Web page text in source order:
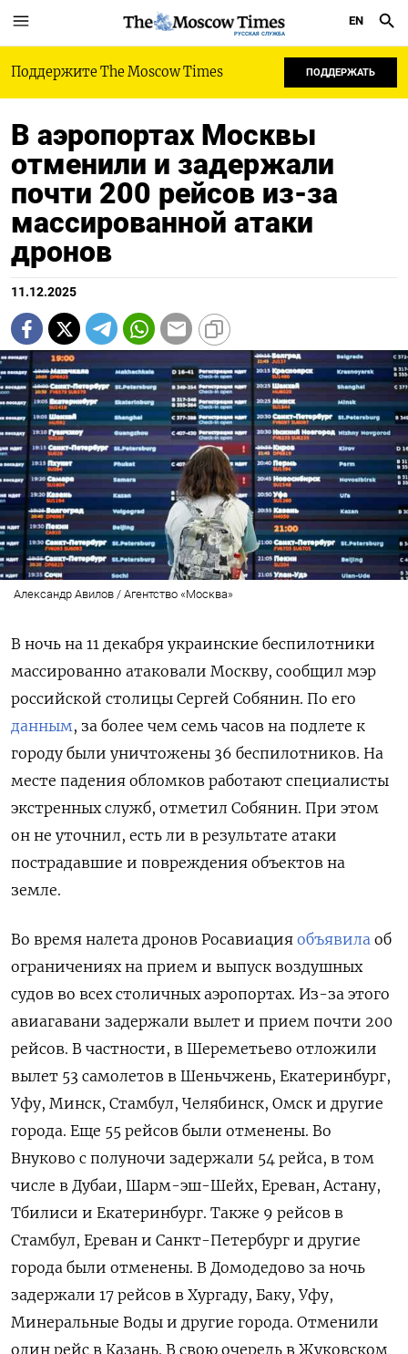
РУССКАЯ СЛУЖБА
EN
Поддержите The Moscow Times ПОДДЕРЖАТЬ
В аэропортах Москвы
отменили и задержали
почти 200 рейсов из-за
массированной атаки
дронов
11.12.2025
Александр Авилов / Агентство «Москва»
В ночь на 11 декабря украинские беспилотники
массированно атаковали Москву, сообщил мэр
российской столицы Сергей Собянин. По его
данным, за более чем семь часов на подлете к
городу были уничтожены 36 беспилотников. На
месте падения обломков работают специалисты
экстренных служб, отметил Собянин. При этом
он не уточнил, есть ли в результате атаки
пострадавшие и повреждения объектов на
земле.
Во время налета дронов Росавиация объявила об
ограничениях на прием и выпуск воздушных
судов во всех столичных аэропортах. Из-за этого
авиагавани задержали вылет и прием почти 200
рейсов. В частности, в Шереметьево отложили
вылет 53 самолетов в Шеньчжень, Екатеринбург,
Уфу, Минск, Стамбул, Челябинск, Омск и другие
города. Еще 55 рейсов были отменены. Во
Внуково с полуночи задержали 54 рейса, в том
числе в Дубаи, Шарм-эш-Шейх, Ереван, Астану,
Тбилиси и Екатеринбург. Также 9 рейсов в
Стамбул, Ереван и Санкт-Петербург и другие
города были отменены. В Домодедово за ночь
задержали 17 рейсов в Хургаду, Баку, Уфу,
Минеральные Воды и другие города. Отменили
один рейс в Казань. В свою очередь в Жуковском